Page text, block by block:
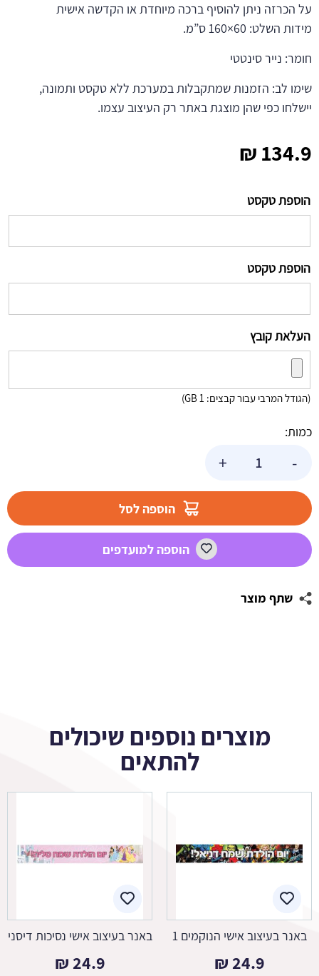
134.9
₪
הוספת טקסט
הוספת טקסט
העלאת קובץ
(הגודל המרבי עבור קבצים: 1 GB)
כמות:
-
הצעת
2
+
הוספה לסל
הוספה למועדפים
שתף מוצר
על הכרזה ניתן להוסיף ברכה מיוחדת או הקדשה אישית
מידות השלט: 60×160 ס”מ.
חומר: נייר סינטטי
שימו לב: הזמנות שמתקבלות במערכת ללא טקסט ותמונה,
יישלחו כפי שהן מוצגת באתר רק העיצוב עצמו.
מוצרים נוספים שיכולים
להתאים
באנר בעיצוב אישי הנוקמים 1
24.9
₪
באנר בעיצוב אישי נסיכות דיסני
24.9
₪